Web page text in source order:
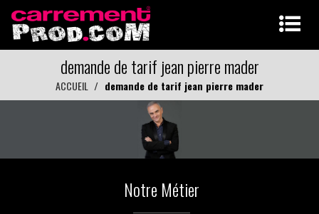
demande de tarif jean pierre mader
ACCUEIL demande de tarif jean pierre mader
Notre Métier